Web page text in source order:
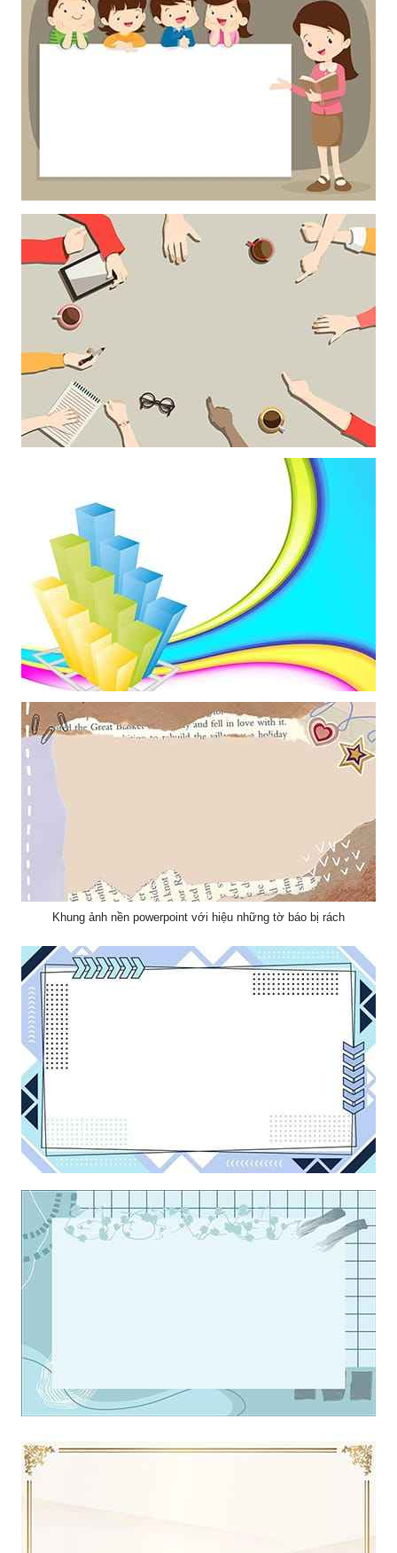
Khung ảnh nền powerpoint với khung hình trang trí hoa cỏ và những
con bướm xinh
Khung ảnh nền powerpoint với hình ảnh cô giáo và học sinh
Khung ảnh nền powerpoint trang trí bởi những cánh tay
Mẫu thiết kế 3D về các cột một làm hình nền powerpoint
Khung ảnh nền powerpoint với hiệu những tờ báo bị rách
Khung ảnh nền powerpoint với điểm nhấn những dấu mũi tên kết
hợp những dấu chấm nghệ thuật
những đường kẻ nghệ thuật